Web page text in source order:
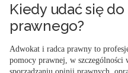
Kiedy udać się
prawnego?
Adwokat i radca prawny to
pomocy prawnej, w szczególności